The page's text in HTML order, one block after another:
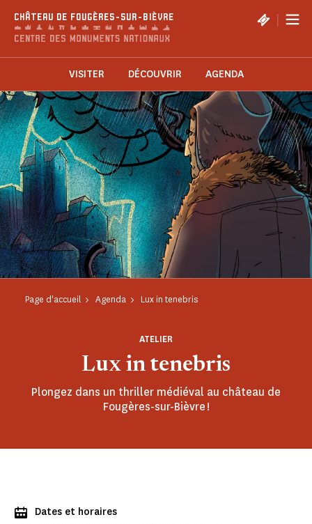
CHÂTEAU DE FOUGÈRES-SUR-BIÈVRE |
VISITER DÉCOUVRIR AGENDA
Page d'accueil Agenda Lux in tenebris
Lux in tenebris
ATELIER
Plongez dans un thriller médiéval au château de
Fougères-sur-Bièvre !
Dates et horaires